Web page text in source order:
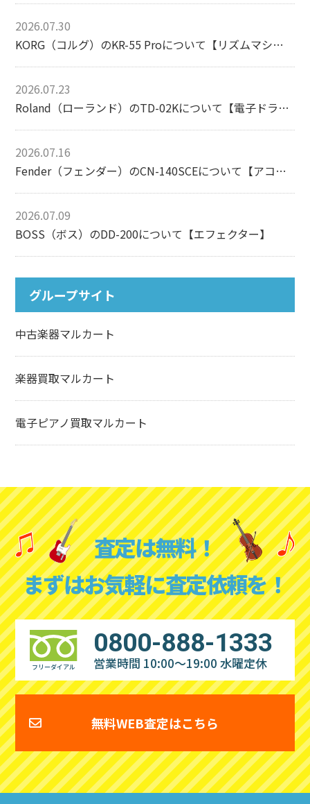
2026.07.30
KORG（コルグ）のKR-55 Proについて【リズムマシン】
2026.07.23
Roland（ローランド）のTD-02Kについて【電子ドラム】
2026.07.16
Fender（フェンダー）のCN-140SCEについて【アコースティックギター】
2026.07.09
BOSS（ボス）のDD-200について【エフェクター】
グループサイト
中古楽器マルカート
楽器買取マルカート
電子ピアノ買取マルカート
査定は無料！
まずはお気軽に査定依頼を！
フリーダイアル
0800-888-1333
営業時間 10:00～19:00 水曜定休
無料WEB査定はこちら